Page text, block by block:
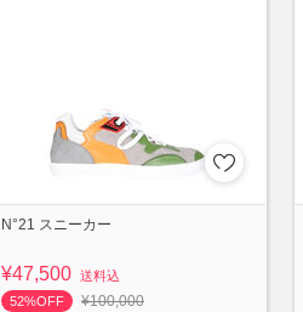
N°21 スニーカー
¥47,500 送料込
52%OFF
¥100,000